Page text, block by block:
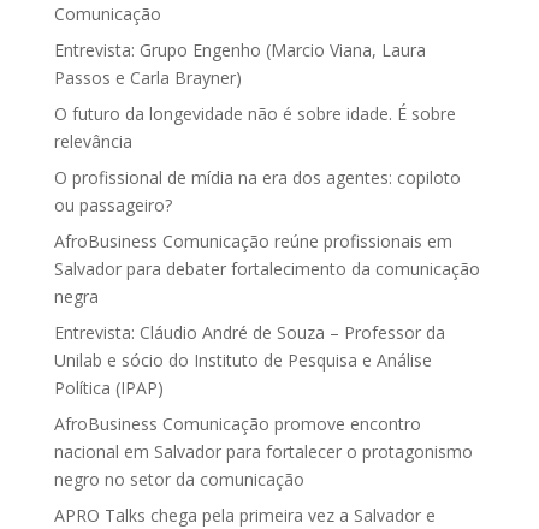
Comunicação
Entrevista: Grupo Engenho (Marcio Viana, Laura
Passos e Carla Brayner)
O futuro da longevidade não é sobre idade. É sobre
relevância
O profissional de mídia na era dos agentes: copiloto
ou passageiro?
AfroBusiness Comunicação reúne profissionais em
Salvador para debater fortalecimento da comunicação
negra
Entrevista: Cláudio André de Souza – Professor da
Unilab e sócio do Instituto de Pesquisa e Análise
Política (IPAP)
AfroBusiness Comunicação promove encontro
nacional em Salvador para fortalecer o protagonismo
negro no setor da comunicação
APRO Talks chega pela primeira vez a Salvador e